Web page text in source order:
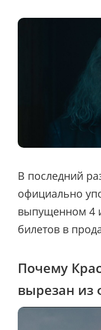
В последний
официально
выпущенном 4
билетов в
Почему
вырезан из